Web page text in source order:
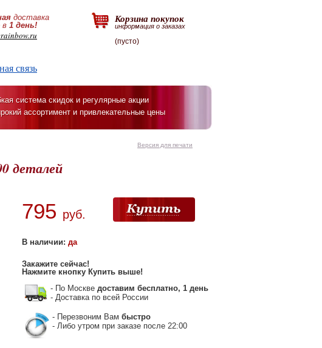
связь
доставка
в 1 день!
Корзина покупок
информация о заказах
(пусто)
система скидок и регулярные акции
ассортимент и привлекательные цены
Версия для печати
деталей
795 руб.
В наличии: да
Закажите сейчас!
Нажмите кнопку Купить выше!
- По Москве доставим бесплатно, 1 день
- Доставка по всей России
- Перезвоним Вам быстро
- Либо утром при заказе после 22:00